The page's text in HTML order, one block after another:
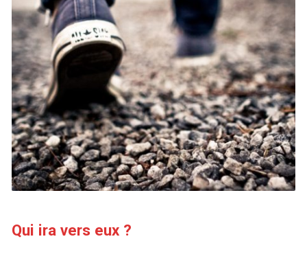
Qui ira vers eux ?